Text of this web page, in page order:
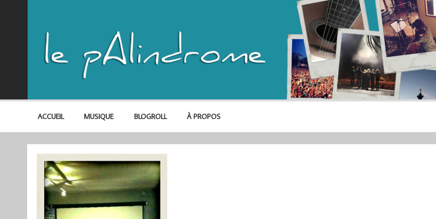
ACCUEIL MUSIQUE BLOGROLL À PROPOS